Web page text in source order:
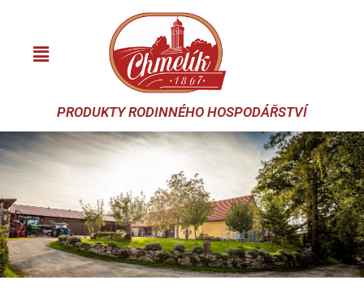
PRODUKTY RODINNÉHO HOSPODÁŘSTVÍ